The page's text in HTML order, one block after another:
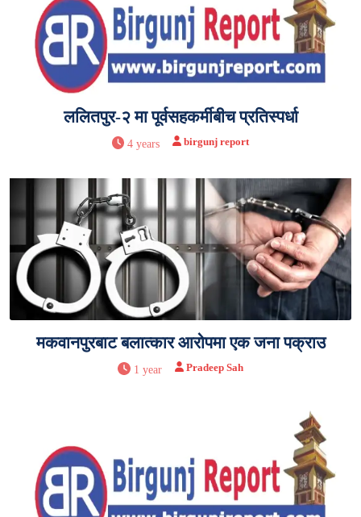
ललितपुर-२ मा पूर्वसहकर्मीबीच प्रतिस्पर्धा
4 years birgunj report
मकवानपुरबाट बलात्कार आरोपमा एक जना पक्राउ
1 year Pradeep Sah